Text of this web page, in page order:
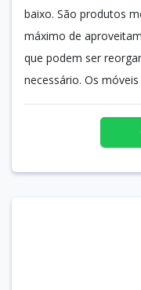
baixo. São produtos
máximo de
que podem ser
necessário. Os